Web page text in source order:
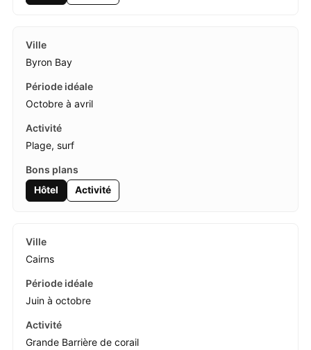
Byron Bay
Octobre à avril
Plage, surf
Hôtel Activité
Cairns
Juin à octobre
Grande Barrière de corail